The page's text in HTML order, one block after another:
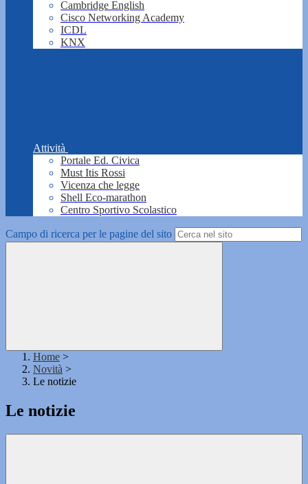
Cambridge English
Cisco Networking Academy
ICDL
KNX
Attività
Portale Ed. Civica
Must Itis Rossi
Vicenza che legge
Shell Eco-marathon
Centro Sportivo Scolastico
Campo di ricerca per le pagine del sito
Home >
Novità >
Le notizie
Le notizie